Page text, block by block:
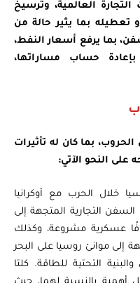
العالمية، وترسيخ
بما يثير حالة من
بما يرفع أسعار النفط،
حساب مساراتها،
بما كان له تأثيرات
النحو الآتي:
خلال الحرب مع أوكرانيا
التجارية المتجهة إلى
عسكرية مشروعة، وكذلك
إلى موانئ روسيا على البحر
التحتية للطاقة. كلتا